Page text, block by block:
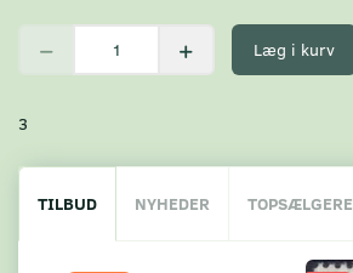
Læg i kurv
3
TILBUD NYHEDER TOPSÆLGERE